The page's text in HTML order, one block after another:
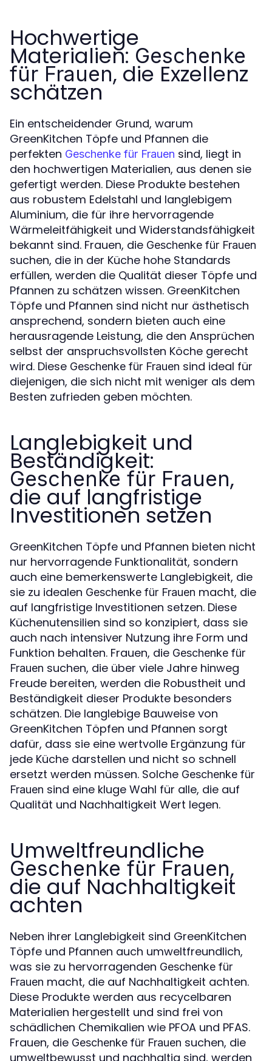
Hochwertige
Materialien: Geschenke
für Frauen, die Exzellenz
schätzen
Ein entscheidender Grund, warum
GreenKitchen Töpfe und Pfannen die
perfekten Geschenke für Frauen sind, liegt in
den hochwertigen Materialien, aus denen sie
gefertigt werden. Diese Produkte bestehen
aus robustem Edelstahl und langlebigem
Aluminium, die für ihre hervorragende
Wärmeleitfähigkeit und Widerstandsfähigkeit
bekannt sind. Frauen, die Geschenke für Frauen
suchen, die in der Küche hohe Standards
erfüllen, werden die Qualität dieser Töpfe und
Pfannen zu schätzen wissen. GreenKitchen
Töpfe und Pfannen sind nicht nur ästhetisch
ansprechend, sondern bieten auch eine
herausragende Leistung, die den Ansprüchen
selbst der anspruchsvollsten Köche gerecht
wird. Diese Geschenke für Frauen sind ideal für
diejenigen, die sich nicht mit weniger als dem
Besten zufrieden geben möchten.
Langlebigkeit und
Beständigkeit:
Geschenke für Frauen,
die auf langfristige
Investitionen setzen
GreenKitchen Töpfe und Pfannen bieten nicht
nur hervorragende Funktionalität, sondern
auch eine bemerkenswerte Langlebigkeit, die
sie zu idealen Geschenke für Frauen macht, die
auf langfristige Investitionen setzen. Diese
Küchenutensilien sind so konzipiert, dass sie
auch nach intensiver Nutzung ihre Form und
Funktion behalten. Frauen, die Geschenke für
Frauen suchen, die über viele Jahre hinweg
Freude bereiten, werden die Robustheit und
Beständigkeit dieser Produkte besonders
schätzen. Die langlebige Bauweise von
GreenKitchen Töpfen und Pfannen sorgt
dafür, dass sie eine wertvolle Ergänzung für
jede Küche darstellen und nicht so schnell
ersetzt werden müssen. Solche Geschenke für
Frauen sind eine kluge Wahl für alle, die auf
Qualität und Nachhaltigkeit Wert legen.
Umweltfreundliche
Geschenke für Frauen,
die auf Nachhaltigkeit
achten
Neben ihrer Langlebigkeit sind GreenKitchen
Töpfe und Pfannen auch umweltfreundlich,
was sie zu hervorragenden Geschenke für
Frauen macht, die auf Nachhaltigkeit achten.
Diese Produkte werden aus recycelbaren
Materialien hergestellt und sind frei von
schädlichen Chemikalien wie PFOA und PFAS.
Frauen, die Geschenke für Frauen suchen, die
umweltbewusst und nachhaltig sind, werden